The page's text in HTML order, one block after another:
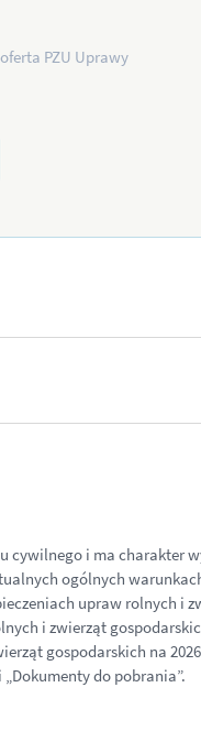
PZU Uprawy
cywilnego i ma charakter
ogólnych
upraw rolnych
i zwierząt
gospodarskich na
do pobrania”.